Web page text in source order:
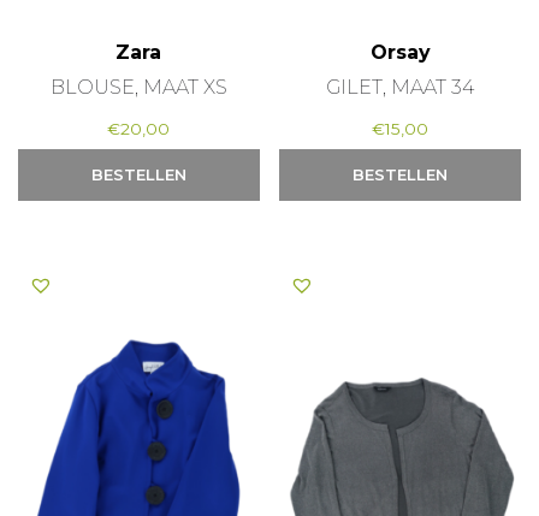
Zara
BLOUSE, MAAT XS
€20,00
BESTELLEN
Orsay
GILET, MAAT 34
€15,00
BESTELLEN